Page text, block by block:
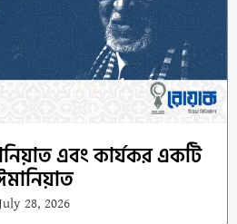
এবং কার্যকর একটি
28, 2026